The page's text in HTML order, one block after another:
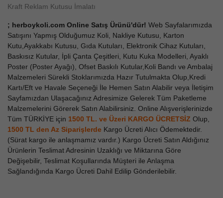
Kraft Reklam Kutusu İmalatı
; herboykoli.com Online Satış Ürünü'dür! Web Sayfalarımızda
Satışını Yapmış Olduğumuz Koli, Nakliye Kutusu, Karton
Kutu,Ayakkabı Kutusu, Gıda Kutuları, Elektronik Cihaz Kutuları,
Baskısız Kutular, İpli Çanta Çeşitleri, Kutu Kuka Modelleri, Ayaklı
Poster (Poster Ayağı), Ofset Baskılı Kutular,Koli Bandı ve Ambalaj
Malzemeleri Sürekli Stoklarımızda Hazır Tutulmakta Olup,Kredi
Kartı/Eft ve Havale Seçeneği İle Hemen Satın Alabilir veya İletişim
Sayfamızdan Ulaşacağınız Adresimize Gelerek Tüm Paketleme
Malzemelerini Görerek Satın Alabilirsiniz. Online Alışverişlerinizde
Tüm TÜRKİYE için 1500 TL. ve Üzeri KARGO ÜCRETSİZ Olup,
1500 TL den Az Siparişlerde Kargo Ücreti Alıcı Ödemektedir.
(Sürat kargo ile anlaşmamız vardır.) Kargo Ücreti Satın Aldığınız
Ürünlerin Teslimat Adresinin Uzaklığı ve Miktarına Göre
Değişebilir, Teslimat Koşullarında Müşteri ile Anlaşma
Sağlandığında Kargo Ücreti Dahil Edilip Gönderilebilir.